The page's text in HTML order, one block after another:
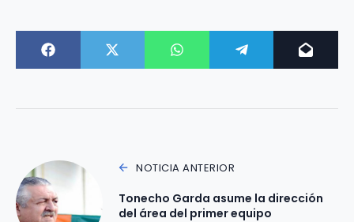
NOTICIA ANTERIOR
Tonecho Garda asume la dirección
del área del primer equipo